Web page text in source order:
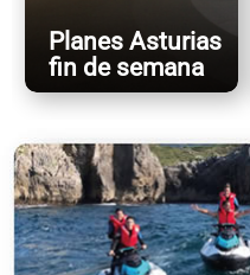
Planes Asturias
fin de semana